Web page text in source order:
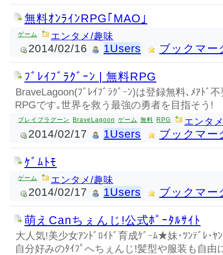
無料ｵﾝﾗｲﾝRPG｢MAO｣
ゲーム エンタメ/趣味
2014/02/16 1Users ブックマー
ﾌﾞﾚｲﾌﾞﾗｸﾞｰﾝ | 無料RPG
BraveLagoon(ﾌﾞﾚｲﾌﾞﾗｸﾞｰﾝ)は登録無料､ﾒｱﾄﾞ不
RPGです｡世界を救う最強の勇者を目指そう!
ブレイブラグーン BraveLagoon ゲーム 無料 RPG エンタ
2014/02/17 1Users ブックマー
ｹﾞﾑﾄﾓ
ゲーム エンタメ/趣味
2014/02/17 1Users ブックマー
萌えCanちぇんじ!公式ﾎﾟｰﾀﾙｻｲﾄ
大人気!美少女ｱﾝﾄﾞﾛｲﾄﾞ育成ｹﾞｰﾑ★妹･ﾂﾝﾃﾞﾚ･ﾔ
自分好みのﾀｲﾌﾟへちぇんじ!髪型や服装も自由